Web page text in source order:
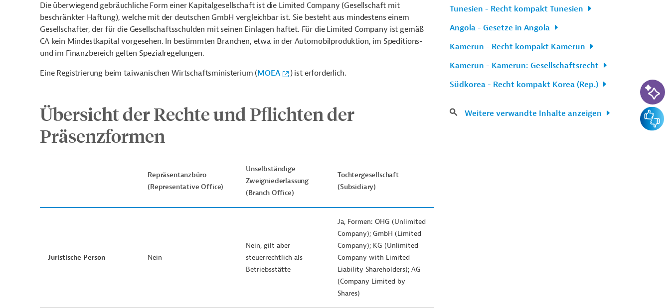
Die überwiegend gebräuchliche Form einer Kapitalgesellschaft ist die Limited Company (Gesellschaft mit
beschränkter Haftung), welche mit der deutschen GmbH vergleichbar ist. Sie besteht aus mindestens einem
Gesellschafter, der für die Gesellschaftsschulden mit seinen Einlagen haftet. Für die Limited Company ist gemäß
CA kein Mindestkapital vorgesehen. In bestimmten Branchen, etwa in der Automobilproduktion, im Speditions-
und im Finanzbereich gelten Spezialregelungen.
Eine Registrierung beim taiwanischen Wirtschaftsministerium (MOEA ) ist erforderlich.
Übersicht der Rechte und Pflichten der
Präsenzformen
Repräsentanzbüro
(Representative Office)
Unselbständige
Zweigniederlassung
(Branch Office)
Tochtergesellschaft
(Subsidiary)
Juristische Person Nein
Nein, gilt aber
steuerrechtlich als
Betriebsstätte
Ja, Formen: OHG (Unlimited
Company); GmbH (Limited
Company); KG (Unlimited
Company with Limited
Liability Shareholders); AG
(Company Limited by
Shares)
Tunesien - Recht kompakt Tunesien
Angola - Gesetze in Angola
Kamerun - Recht kompakt Kamerun
Kamerun - Kamerun: Gesellschaftsrecht
Südkorea - Recht kompakt Korea (Rep.)
Weitere verwandte Inhalte anzeigen
KI-